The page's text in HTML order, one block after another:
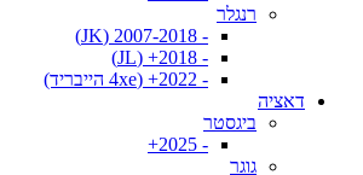
רנגלר
- 2007-2018 (JK)
- 2018+ (JL)
- 2022+ (4xe הייבריד)
דאציה
ביגסטר
- 2025+
גוגר